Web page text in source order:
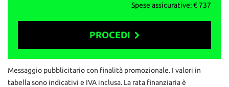
ATTENZIONE: per correttezza si fa presente che
involontariamente possono esserci errori nello specificare
Spese assicurative: €737
PROCEDI
Contattaci
Messaggio pubblicitario con finalità promozionale. I valori in
tabella sono indicativi e IVA inclusa. La rata finanziaria è